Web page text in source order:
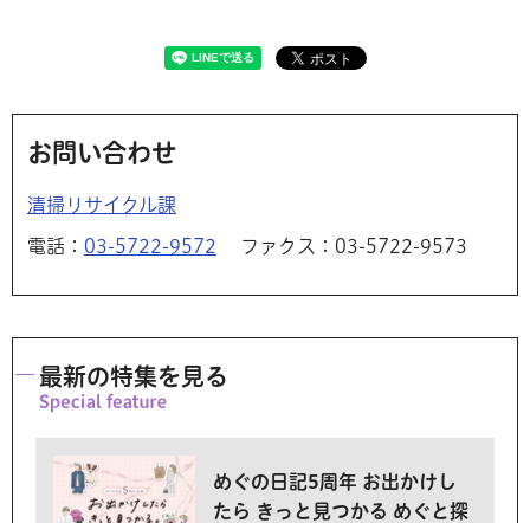
お問い合わせ
清掃リサイクル課
電話： 03-5722-9572 ファクス：03-5722-9573
最新の特集を見る
めぐの日記5周年 お出かけし
たら きっと見つかる めぐと探